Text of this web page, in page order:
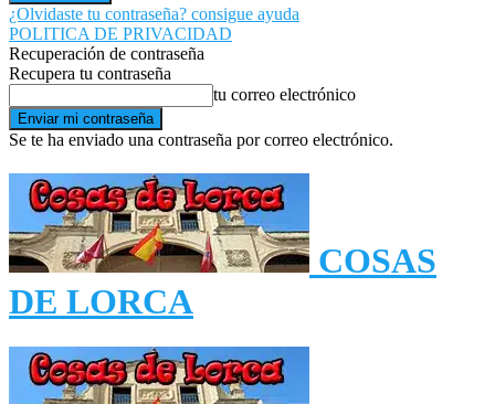
¿Olvidaste tu contraseña? consigue ayuda
POLITICA DE PRIVACIDAD
Recuperación de contraseña
Recupera tu contraseña
tu correo electrónico
Se te ha enviado una contraseña por correo electrónico.
COSAS
DE LORCA